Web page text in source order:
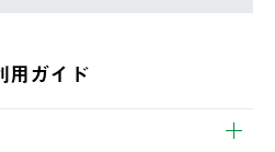
用ガイド